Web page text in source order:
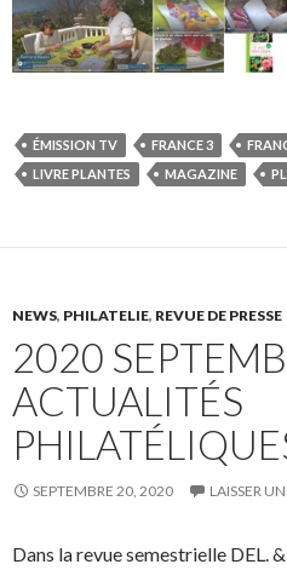
ÉMISSION TV FRANCE 3
LIVRE PLANTES
MAGAZINE
NEWS, PHILATELIE, REVUE DE PRESSE
2020
ACTUALITÉS
SEPTEMBRE 20, 2020 LAISSER
Dans la revue semestrielle DEL.